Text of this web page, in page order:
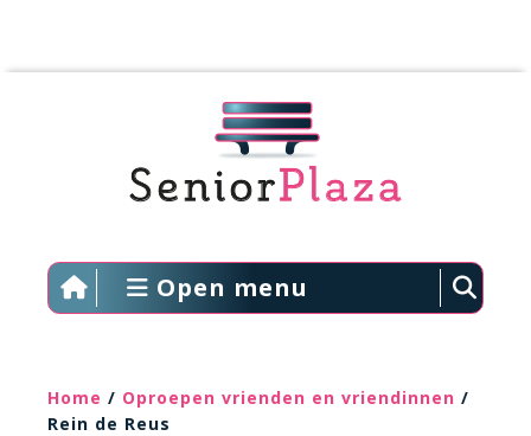
Open menu
Home / Oproepen vrienden en vriendinnen /
Rein de Reus